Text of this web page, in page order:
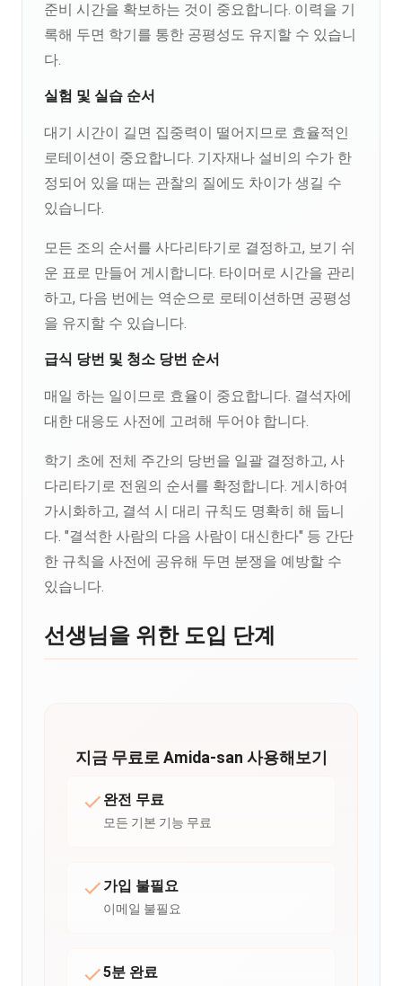
준비 시간을 확보하는 것이 중요합니다. 이력을 기
록해 두면 학기를 통한 공평성도 유지할 수 있습니
다.
실험 및 실습 순서
대기 시간이 길면 집중력이 떨어지므로 효율적인
로테이션이 중요합니다. 기자재나 설비의 수가 한
정되어 있을 때는 관찰의 질에도 차이가 생길 수
있습니다.
모든 조의 순서를 사다리타기로 결정하고, 보기 쉬
운 표로 만들어 게시합니다. 타이머로 시간을 관리
하고, 다음 번에는 역순으로 로테이션하면 공평성
을 유지할 수 있습니다.
급식 당번 및 청소 당번 순서
매일 하는 일이므로 효율이 중요합니다. 결석자에
대한 대응도 사전에 고려해 두어야 합니다.
학기 초에 전체 주간의 당번을 일괄 결정하고, 사
다리타기로 전원의 순서를 확정합니다. 게시하여
가시화하고, 결석 시 대리 규칙도 명확히 해 둡니
다. "결석한 사람의 다음 사람이 대신한다" 등 간단
한 규칙을 사전에 공유해 두면 분쟁을 예방할 수
있습니다.
선생님을 위한 도입 단계
지금 무료로 Amida-san 사용해보기
완전 무료
모든 기본 기능 무료
가입 불필요
이메일 불필요
5분 완료